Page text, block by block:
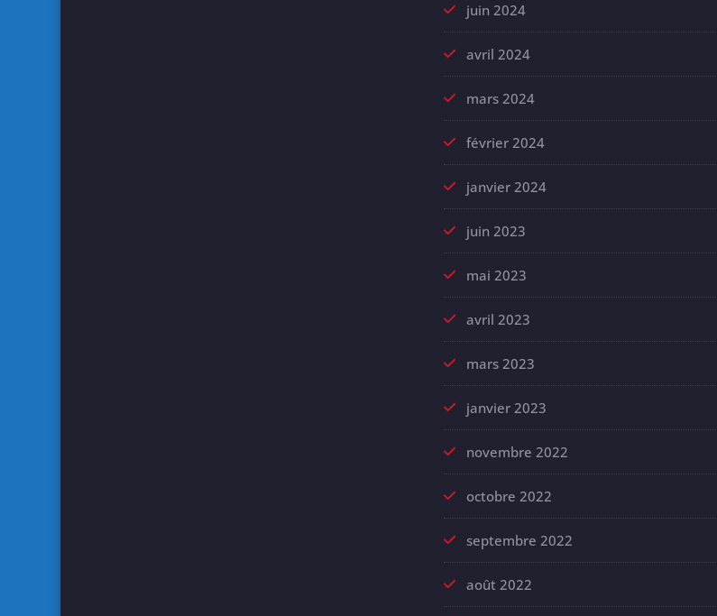
juin 2024
avril 2024
mars 2024
février 2024
janvier 2024
juin 2023
mai 2023
avril 2023
mars 2023
janvier 2023
novembre 2022
octobre 2022
septembre 2022
août 2022